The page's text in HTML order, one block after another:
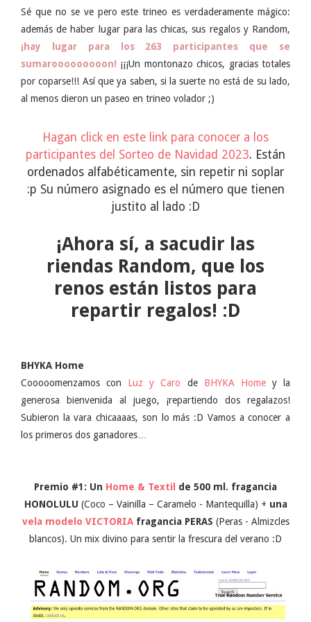
Sé que no se ve pero este trineo es verdaderamente mágico:
además de haber lugar para las chicas, sus regalos y Random,
¡hay lugar para los 263 participantes que se
sumarooooooooon! ¡¡¡Un montonazo chicos, gracias totales
por coparse!!! Así que ya saben, si la suerte no está de su lado,
al menos dieron un paseo en trineo volador ;)
Hagan click en este link para conocer a los
participantes del Sorteo de Navidad 2023. Están
ordenados alfabéticamente, sin repetir ni soplar
:p Su número asignado es el número que tienen
justito al lado :D
¡Ahora sí, a sacudir las
riendas Random, que los
renos están listos para
repartir regalos! :D
BHYKA Home
Cooooomenzamos con Luz y Caro de BHYKA Homey la
generosa bienvenida al juego, ¡repartiendo dos regalazos!
Subieron la vara chicaaaas, son lo más :D Vamos a conocer a
los primeros dos ganadores…
Premio #1: Un Home & Textil
de 500 ml. fragancia
HONOLULU (Coco – Vainilla – Caramelo - Mantequilla) + una
vela modelo VICTORIAfragancia PERAS (Peras - Almizcles
blancos). Un mix divino para sentir la frescura del verano :D